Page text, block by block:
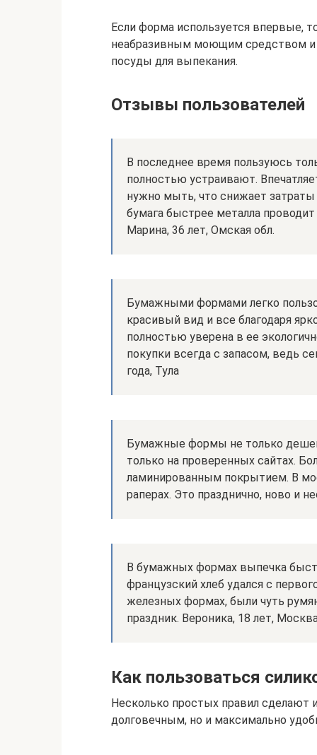
Если форма используется впервые,
неабразивным моющим средством и
посуды для выпекания.
Отзывы пользователей
В последнее время пользуюсь
полностью устраивают.
нужно мыть, что снижает
бумага быстрее металла
Марина, 36 лет, Омская обл.
Бумажными формами легко
красивый вид и все благодаря
полностью уверена в ее
покупки всегда с запасом, ведь
года, Тула
Бумажные формы не только
только на проверенных сайтах.
ламинированным покрытием. В
раперах. Это празднично, ново и
В бумажных формах выпечка
французский хлеб удался с
железных формах, были чуть
праздник. Вероника, 18 лет,
Как пользоваться
Несколько простых правил сделают
долговечным, но и максимально